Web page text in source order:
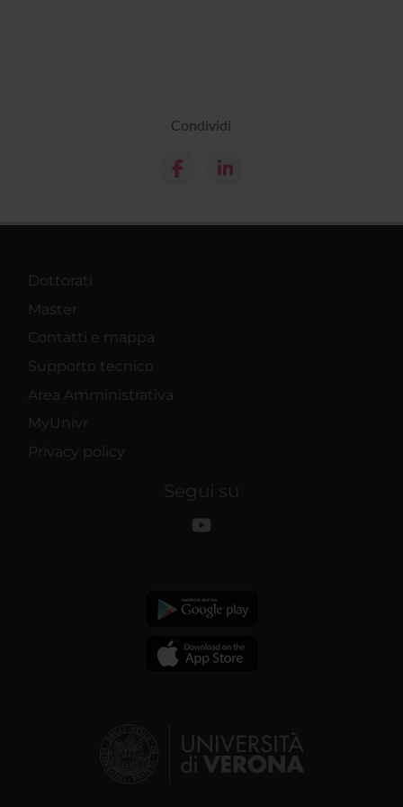
Condividi
Dottorati
Master
Contatti e mappa
Supporto tecnico
Area Amministrativa
MyUnivr
Privacy policy
Segui su